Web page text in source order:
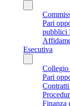
Pari
pubblici
Esecutiva
Pari
Finanza